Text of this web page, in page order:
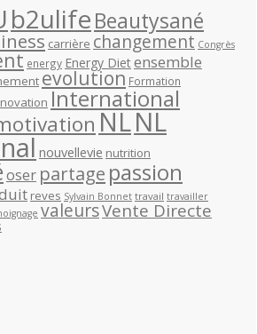
b2ulifeBeautysané
carrière changement Congrès
energy Energy Dietensemble
evolution Formation
International
NLNL
nouvellevie nutrition
oser partage passion
reves Sylvain Bonnet travail travailler
valeursVente Directe